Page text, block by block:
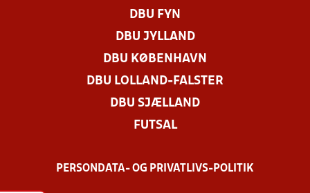
DBU FYN
DBU JYLLAND
DBU KØBENHAVN
DBU LOLLAND-FALSTER
DBU SJÆLLAND
FUTSAL
PERSONDATA- OG PRIVATLIVS-POLITIK